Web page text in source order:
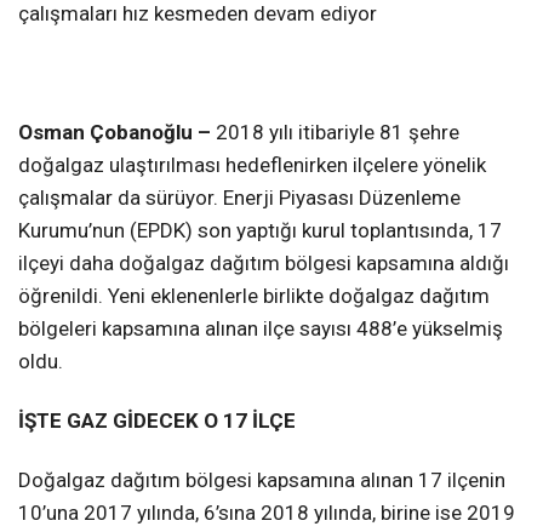
çalışmaları hız kesmeden devam ediyor
Osman Çobanoğlu – 2018 yılı itibariyle 81 şehre
doğalgaz ulaştırılması hedeflenirken ilçelere yönelik
çalışmalar da sürüyor. Enerji Piyasası Düzenleme
Kurumu’nun (EPDK) son yaptığı kurul toplantısında, 17
ilçeyi daha doğalgaz dağıtım bölgesi kapsamına aldığı
öğrenildi. Yeni eklenenlerle birlikte doğalgaz dağıtım
bölgeleri kapsamına alınan ilçe sayısı 488’e yükselmiş
oldu.
İŞTE GAZ GİDECEK O 17 İLÇE
Doğalgaz dağıtım bölgesi kapsamına alınan 17 ilçenin
10’una 2017 yılında, 6’sına 2018 yılında, birine ise 2019